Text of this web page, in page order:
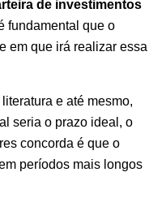
de investimentos
fundamental que o
em que irá realizar essa
e até mesmo,
seria o prazo ideal, o
concorda é que o
períodos mais longos